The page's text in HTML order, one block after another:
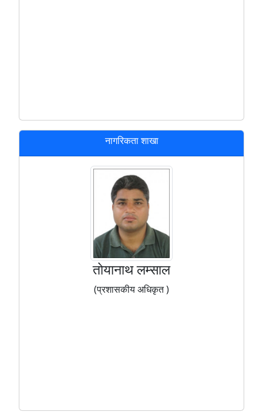
नागरिकता शाखा
ताेयानाथ लम्साल
(प्रशासकीय अधिकृत )